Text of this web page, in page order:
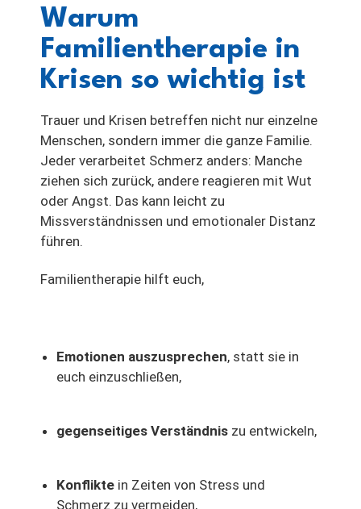
Warum
Familientherapie in
Krisen so wichtig ist
Trauer und Krisen betreffen nicht nur einzelne
Menschen, sondern immer die ganze Familie.
Jeder verarbeitet Schmerz anders: Manche
ziehen sich zurück, andere reagieren mit Wut
oder Angst. Das kann leicht zu
Missverständnissen und emotionaler Distanz
führen.
Familientherapie hilft euch,
Emotionen auszusprechen, statt sie in
euch einzuschließen,
gegenseitiges Verständnis zu entwickeln,
Konflikte in Zeiten von Stress und
Schmerz zu vermeiden,